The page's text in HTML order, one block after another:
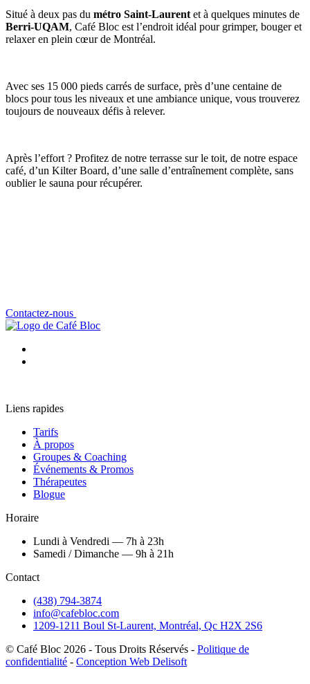
Situé à deux pas du métro Saint-Laurent et à quelques minutes de
Berri-UQAM, Café Bloc est l’endroit idéal pour grimper, bouger et
relaxer en plein cœur de Montréal.
Avec ses 15 000 pieds carrés de surface, près d’une centaine de
blocs pour tous les niveaux et une ambiance unique, vous trouverez
toujours de nouveaux défis à relever.
Après l’effort ? Profitez de notre terrasse sur le toit, de notre espace
café, d’un Kilter Board, d’une salle d’entraînement complète, sans
oublier le sauna pour récupérer.
Contactez-nous
Liens rapides
Tarifs
À propos
Groupes & Coaching
Événements & Promos
Thérapeutes
Blogue
Horaire
Lundi à Vendredi — 7h à 23h
Samedi / Dimanche — 9h à 21h
Contact
(438) 794-3874
info@cafebloc.com
1209-1211 Boul St-Laurent, Montréal, Qc H2X 2S6
© Café Bloc 2026 - Tous Droits Réservés - Politique de
confidentialité - Conception Web Delisoft